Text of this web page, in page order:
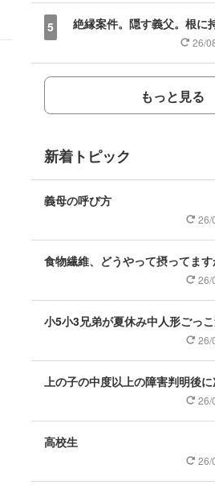
5 絶縁案件。隠す義父。根に
26/
もっと見る
新着トピック
義母の呼び方
26/
食物繊維、どうやって摂ってます
26/
小5小3兄弟が夏休み中人形ごっ
26/
上の子の中度以上の障害判明後
方、教えていただけませんか？26/
高校生
26/